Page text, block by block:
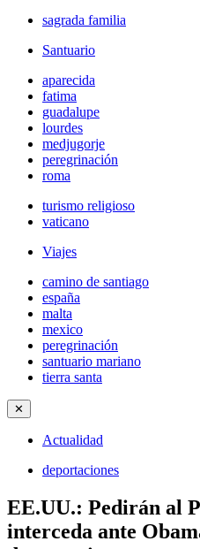
sagrada familia
Santuario
aparecida
fatima
guadalupe
lourdes
medjugorje
peregrinación
roma
turismo religioso
vaticano
Viajes
camino de santiago
españa
malta
mexico
peregrinación
santuario mariano
tierra santa
✕
Actualidad
deportaciones
EE.UU.: Pedirán al
interceda ante